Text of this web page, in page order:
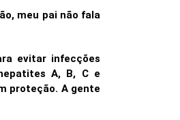
meu pai não fala
evitar infecções
A, B, C e
proteção. A gente